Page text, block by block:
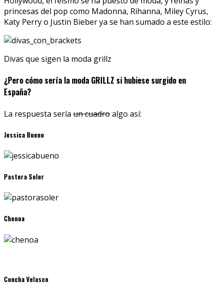
princesas del pop como Madonna, Rihanna, Miley Cyrus,
Katy Perry o Justin Bieber ya se han sumado a este estilo:
Divas que sigen la moda grillz
¿Pero cómo sería la moda GRILLZ si hubiese surgido en
España?
La respuesta sería un cuadroalgo así:
Jessica Bueno
Pastora Soler
Chenoa
Concha Velasco